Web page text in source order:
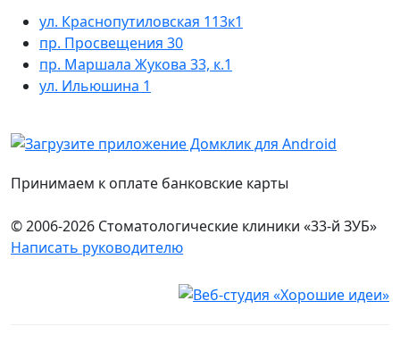
ул. Краснопутиловская 113к1
пр. Просвещения 30
пр. Маршала Жукова 33, к.1
ул. Ильюшина 1
Принимаем к оплате банковские карты
© 2006-2026 Стоматологические клиники «33-й ЗУБ»
Написать руководителю